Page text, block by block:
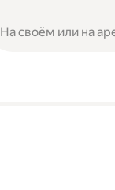
На своём или на